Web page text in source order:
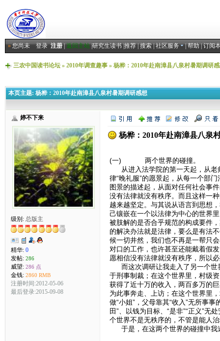
»您尚未登录 注册|返回主站|研究生读书|推荐|搜索|社区服务 |帮助|订阅
三农中国读书论坛» 2010年调查趣事» 杨桦：2010年赴南漳县八泉村暑期调研
本页主题: 杨桦：2010年赴南漳县八泉村暑期调研感想
婷不下来
级别: 总版主
精华: 0
发帖: 286
威望: 286 点
金钱: 2860 RMB
注册时间:2012-05-06
最后登录:2015-09-08
杨桦：2010年赴南漳县八泉
(一) 两个世界的碰撞。
从进入法学院的第一天起，从老
律“晚礼服”的愿景起，从每一个部
图景的描述起，从面对任何社会事
没有法律就没有秩序。而且这样一
越来越坚定。与其说从语言到思想
己镶嵌在一个以法律为中心的世界
被肢解的是否合乎规范的构成要件
的解决办法就是法律，要么是有法
候一切井然，我们也不再是一帮只
对口的工作，也许甚至还能戴着假
愿相信没有法律就没有秩序，所以
而这次调研让我走入了另一个世
于刑事制裁；在这个世界里，村级
获得了近十万的收入，两百多万的
为此事奔走、上访；在这个世界里
做“小姐”，父母靠其“收入”无所事
田”、以钱为目标、“是非”“正义”无
个世界不是无秩序的，不管是能人
于是，在这两个世界的碰撞中我